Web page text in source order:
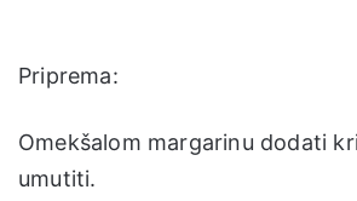
Priprema:
Omekšalom margarinu dodati
umutiti.